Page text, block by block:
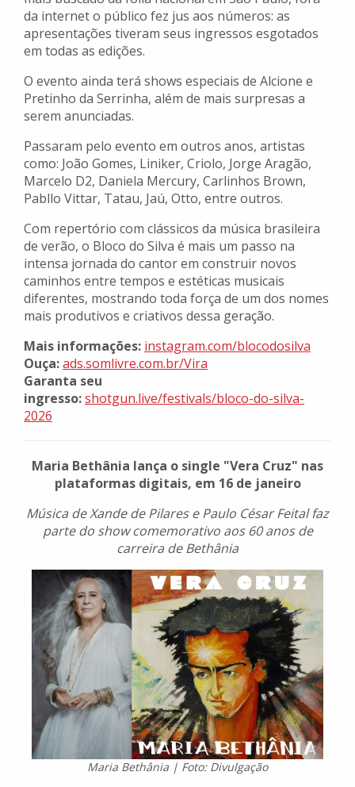
da internet o público fez jus aos números: as
apresentações tiveram seus ingressos esgotados
em todas as edições.
O evento ainda terá shows especiais de Alcione e
Pretinho da Serrinha, além de mais surpresas a
serem anunciadas.
Passaram pelo evento em outros anos, artistas
como: João Gomes, Liniker, Criolo, Jorge Aragão,
Marcelo D2, Daniela Mercury, Carlinhos Brown,
Pabllo Vittar, Tatau, Jaú, Otto, entre outros.
Com repertório com clássicos da música brasileira
de verão, o Bloco do Silva é mais um passo na
intensa jornada do cantor em construir novos
caminhos entre tempos e estéticas musicais
diferentes, mostrando toda força de um dos nomes
mais produtivos e criativos dessa geração.
Mais informações: instagram.com/blocodosilva
Ouça:ads.somlivre.com.br/Vira
Garanta seu
ingresso:shotgun.live/festivals/bloco-do-silva-
2026
Maria Bethânia lança o single "Vera Cruz" nas
plataformas digitais, em 16 de janeiro
Música de Xande de Pilares e Paulo César Feital faz
parte do show comemorativo aos 60 anos de
carreira de Bethânia
Maria Bethânia | Foto: Divulgação